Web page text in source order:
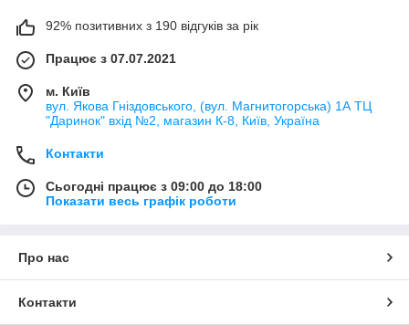
92% позитивних з 190 відгуків за рік
Працює з 07.07.2021
м. Київ
вул. Якова Гніздовського, (вул. Магнитогорська) 1А ТЦ
"Даринок" вхід №2, магазин К-8, Київ, Україна
Контакти
Сьогодні працює з 09:00 до 18:00
Показати весь графік роботи
Про нас
Контакти